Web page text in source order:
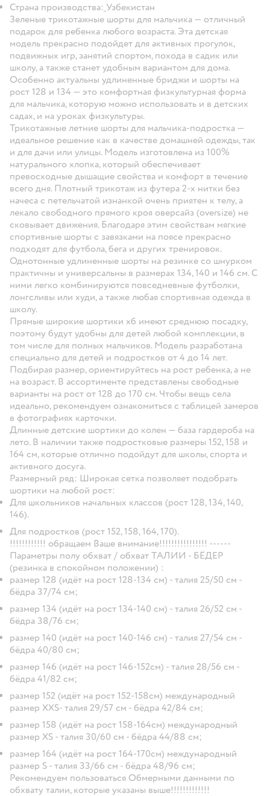
Страна производства: Узбекистан
Зеленые трикотажные шорты для мальчика — отличный
подарок для ребенка любого возраста. Эта детская
модель прекрасно подойдет для активных прогулок,
подвижных игр, занятий спортом, похода в садик или
школу, а также станет удобным вариантом для дома.
Особенно актуальны удлиненные бриджи и шорты на
рост 128 и 134 — это комфортная физкультурная форма
для мальчика, которую можно использовать и в детских
садах, и на уроках физкультуры.
Трикотажные летние шорты для мальчика-подростка —
идеальное решение как в качестве домашней одежды, так
и для дачи или улицы. Модель изготовлена из 100%
натурального хлопка, который обеспечивает
превосходные дышащие свойства и комфорт в течение
всего дня. Плотный трикотаж из футера 2-х нитки без
начеса с петельчатой изнанкой очень приятен к телу, а
лекало свободного прямого кроя оверсайз (oversize) не
сковывает движения. Благодаря этим свойствам мягкие
спортивные шорты с завязками на поясе прекрасно
подходят для футбола, бега и других тренировок.
Однотонные удлиненные шорты на резинке со шнурком
практичны и универсальны в размерах 134, 140 и 146 см. С
ними легко комбинируются повседневные футболки,
лонгсливы или худи, а также любая спортивная одежда в
школу.
Прямые широкие шортики хб имеют среднюю посадку,
поэтому будут удобны для детей любой комплекции, в
том числе для полных мальчиков. Модель разработана
специально для детей и подростков от 4 до 14 лет.
Подбирая размер, ориентируйтесь на рост ребенка, а не
на возраст. В ассортименте представлены свободные
варианты на рост от 128 до 170 см. Чтобы вещь села
идеально, рекомендуем ознакомиться с таблицей замеров
в фотографиях карточки.
Длинные детские шортики до колен — база гардероба на
лето. В наличии также подростковые размеры 152, 158 и
164 см, которые отлично подойдут для школы, спорта и
активного досуга.
Размерный ряд: Широкая сетка позволяет подобрать
шортики на любой рост:
Для школьников начальных классов (рост 128, 134, 140,
146).
Для подростков (рост 152, 158, 164, 170).
!!!!!!!!!!!! обращаем Ваше внимание!!!!!!!!!!!!!!!! ------
Параметры полу обхват / обхват ТАЛИИ - БЁДЕР
(резинка в спокойном положении) :
размер 128 (идёт на рост 128-134 см) - талия 25/50 см -
бёдра 37/74 см;
размер 134 (идёт на рост 134-140 см) - талия 26/52 см -
бёдра 38/76 см;
размер 140 (идёт на рост 140-146 см) - талия 27/54 см -
бёдра 40/80 см;
размер 146 (идёт на рост 146-152см) - талия 28/56 см -
бёдра 41/82 см;
размер 152 (идёт на рост 152-158см) международный
размер XXS- талия 29/57 см - бёдра 42/84 см;
размер 158 (идёт на рост 158-164см) международный
размер XS - талия 30/60 см - бёдра 44/88 см;
размер 164 (идёт на рост 164-170см) международный
размер S - талия 33/66 см - бёдра 48/96 см;
Рекомендуем пользоваться Обмерными данными по
обхвату талии, которые указаны выше!!!!!!!!!!!!!